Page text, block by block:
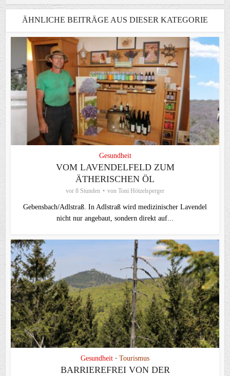
ÄHNLICHE BEITRÄGE AUS DIESER KATEGORIE
Gesundheit
VOM LAVENDELFELD ZUM
ÄTHERISCHEN ÖL
vor 8 Stunden von Toni Hötzelsperger
Gebensbach/Adlstraß. In Adlstraß wird medizinischer Lavendel
nicht nur angebaut, sondern direkt auf...
Gesundheit • Tourismus
BARRIEREFREI VON DER